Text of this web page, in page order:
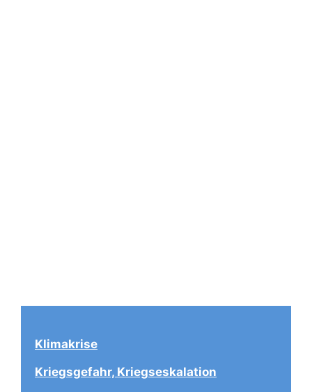
Klimakrise
Kriegsgefahr, Kriegseskalation